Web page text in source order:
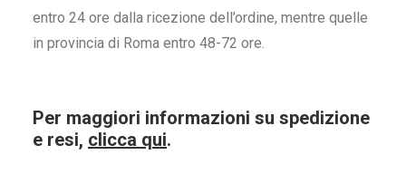
entro 24 ore dalla ricezione dell’ordine, mentre quelle
in provincia di Roma entro 48-72 ore.
Per maggiori informazioni su spedizione
e resi, clicca qui.